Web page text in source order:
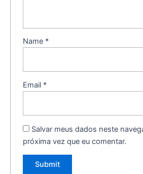
Name *
Email *
Salvar meus dados neste
próxima vez que eu comentar.